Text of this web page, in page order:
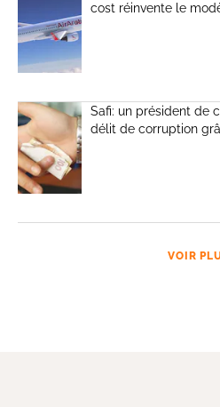
cost réinvente le
Safi: un président de
délit de corruption
VOIR